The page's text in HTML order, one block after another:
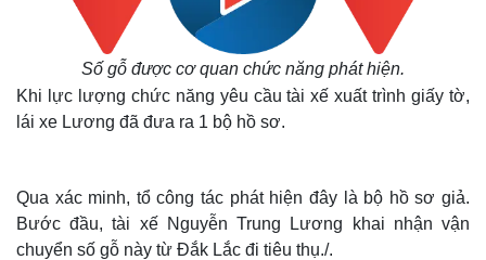
Số gỗ được cơ quan chức năng phát hiện.
Khi lực lượng chức năng yêu cầu tài xế xuất trình giấy tờ,
lái xe Lương đã đưa ra 1 bộ hồ sơ.
Qua xác minh, tổ công tác phát hiện đây là bộ hồ sơ giả.
Bước đầu, tài xế Nguyễn Trung Lương khai nhận vận
chuyển số gỗ này từ Đắk Lắc đi tiêu thụ./.